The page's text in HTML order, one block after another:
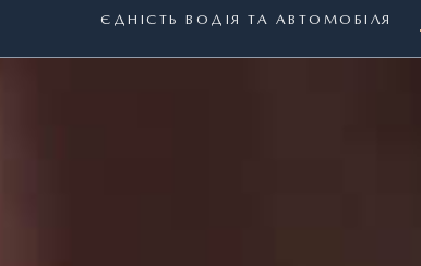
ЄДНІСТЬ ВОДІЯ ТА АВТОМОБІЛЯ